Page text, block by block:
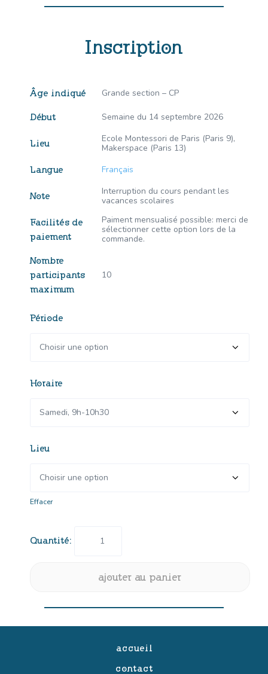
Inscription
Âge indiqué Grande section – CP
Début Semaine du 14 septembre 2026
Lieu
Ecole Montessori de Paris (Paris 9),
Makerspace (Paris 13)
Langue Français
Note
Interruption du cours pendant les
vacances scolaires
Facilités de
paiement
Paiment mensualisé possible: merci de
sélectionner cette option lors de la
commande.
Nombre
participants
maximum
10
Période
Horaire
Lieu
Effacer
hebdomadaires
:
ajouter au panier
accueil
contact